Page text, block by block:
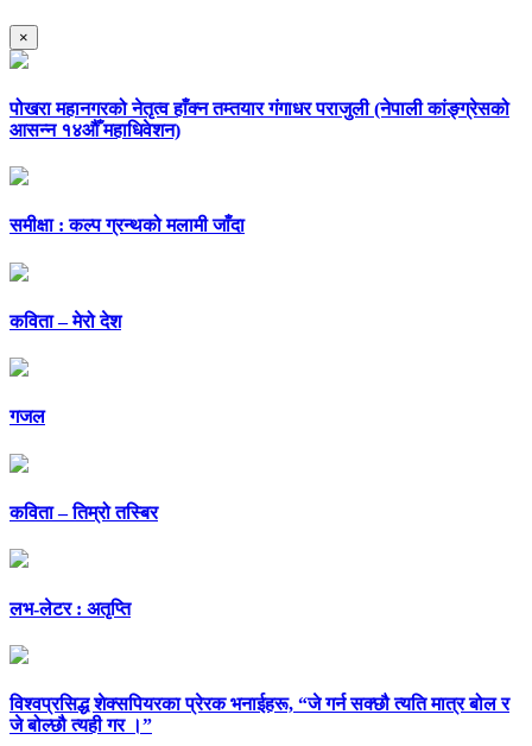
×
पोखरा महानगरको नेतृत्व हाँक्न तम्तयार गंगाधर पराजुली (नेपाली कांङ्ग्रेसको
आसन्न १४औँ महाधिवेशन)
समीक्षा : कल्प ग्रन्थको मलामी जाँदा
कविता – मेरो देश
गजल
कविता – तिम्रो तस्बिर
लभ-लेटर : अतृप्ति
विश्वप्रसिद्ध शेक्सपियरका प्रेरक भनाईहरू, “जे गर्न सक्छौ त्यति मात्र बोल र
जे बोल्छौ त्यही गर ।”